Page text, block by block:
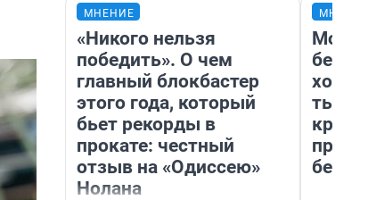
МНЕНИЕ
«Никого нельзя
победить». О чем
главный блокбастер
этого года, который
бьет рекорды в
прокате: честный
отзыв на «Одиссею»
Нолана
Мой